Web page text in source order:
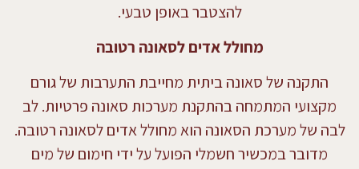
להצטבר באופן טבעי.
מחולל אדים לסאונה רטובה
התקנה של סאונה ביתית מחייבת התערבות של גורם
מקצועי המתמחה בהתקנת מערכות סאונה פרטיות. לב
לבה של מערכת הסאונה הוא מחולל אדים לסאונה רטובה.
מדובר במכשיר חשמלי הפועל על ידי חימום של מים